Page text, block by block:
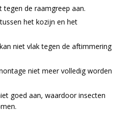
de raamgreep aan.
het kozijn en het
niet vlak tegen de aftimmering
niet meer volledig worden
goed aan, waardoor insecten